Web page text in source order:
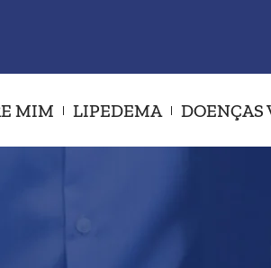
MIM LIPEDEMA DOENÇAS